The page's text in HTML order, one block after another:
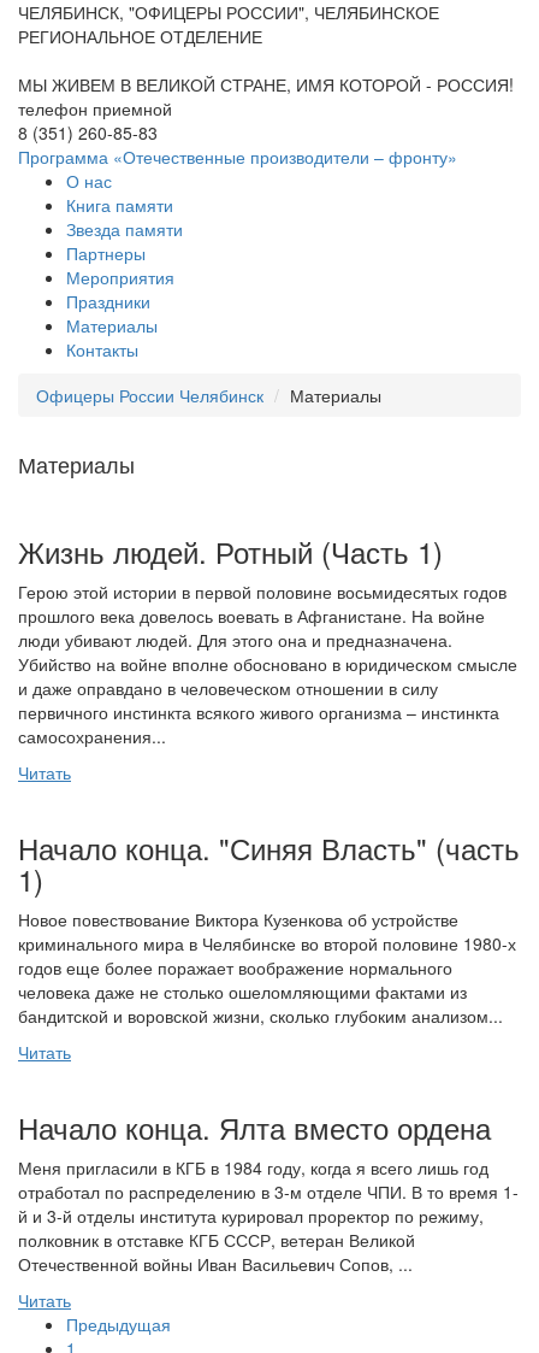
ЧЕЛЯБИНСК, "ОФИЦЕРЫ РОССИИ", ЧЕЛЯБИНСКОЕ
РЕГИОНАЛЬНОЕ ОТДЕЛЕНИЕ
МЫ ЖИВЕМ В ВЕЛИКОЙ СТРАНЕ, ИМЯ КОТОРОЙ - РОССИЯ!
телефон приемной
8 (351) 260-85-83
Программа «Отечественные производители – фронту»
О нас
Книга памяти
Звезда памяти
Партнеры
Мероприятия
Праздники
Материалы
Контакты
Офицеры России Челябинск
Материалы
Материалы
Жизнь людей. Ротный (Часть 1)
Герою этой истории в первой половине восьмидесятых годов
прошлого века довелось воевать в Афганистане. На войне
люди убивают людей. Для этого она и предназначена.
Убийство на войне вполне обосновано в юридическом смысле
и даже оправдано в человеческом отношении в силу
первичного инстинкта всякого живого организма – инстинкта
самосохранения...
Читать
Начало конца. "Синяя Власть" (часть
1)
Новое повествование Виктора Кузенкова об устройстве
криминального мира в Челябинске во второй половине 1980-х
годов еще более поражает воображение нормального
человека даже не столько ошеломляющими фактами из
бандитской и воровской жизни, сколько глубоким анализом...
Читать
Начало конца. Ялта вместо ордена
Меня пригласили в КГБ в 1984 году, когда я всего лишь год
отработал по распределению в 3-м отделе ЧПИ. В то время 1-
й и 3-й отделы института курировал проректор по режиму,
полковник в отставке КГБ СССР, ветеран Великой
Отечественной войны Иван Васильевич Сопов, ...
Читать
Предыдущая
1